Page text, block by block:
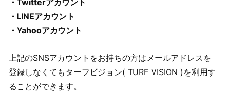
・Twitterアカウント
・LINEアカウント
・Yahooアカウント
上記のSNSアカウントをお持ちの方はメールアドレスを
登録しなくてもターフビジョン( TURF VISION )を利用す
ることができます。